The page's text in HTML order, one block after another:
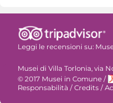
Leggi le recensioni su:
Musei di Villa Torlonia, via
© 2017 Musei in Comune /
Responsabilità / Credits /